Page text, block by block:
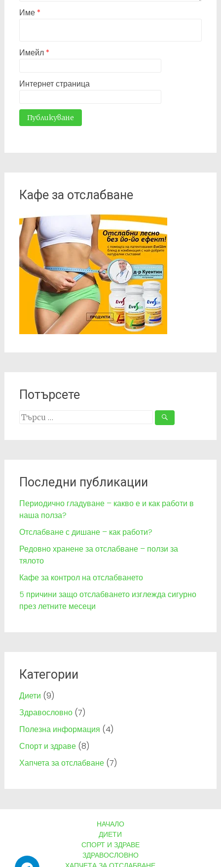
Име*
Имейл*
Интернет страница
Кафе за отслабване
Потърсете
Search
Последни публикации
Периодично гладуване – какво е и как работи в
наша полза?
Отслабване с дишане – как работи?
Редовно хранене за отслабване – ползи за
тялото
Кафе за контрол на отслабването
5 причини защо отслабването изглежда сигурно
през летните месеци
Категории
Диети (9)
Здравословно(7)
Полезна информация (4)
Спорт и здраве(8)
Хапчета за отслабване(7)
НАЧАЛО
ДИЕТИ
СПОРТ И ЗДРАВЕ
ЗДРАВОСЛОВНО